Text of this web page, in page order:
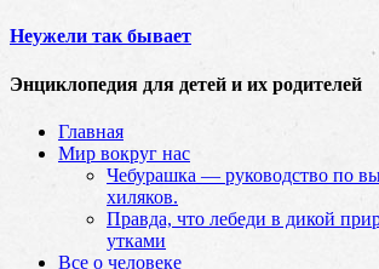
Неужели так бывает
Энциклопедия для детей и их родителей
Главная
Мир вокруг нас
Чебурашка — руководство по
хиляков.
Правда, что лебеди в дикой
утками
Все о человеке